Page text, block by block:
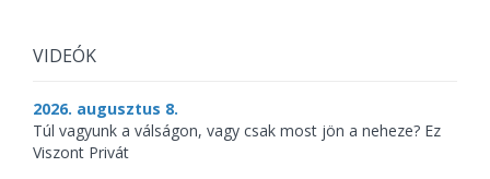
VIDEÓK
2026. augusztus 8.
Túl vagyunk a válságon, vagy csak most jön a neheze? Ez
Viszont Privát